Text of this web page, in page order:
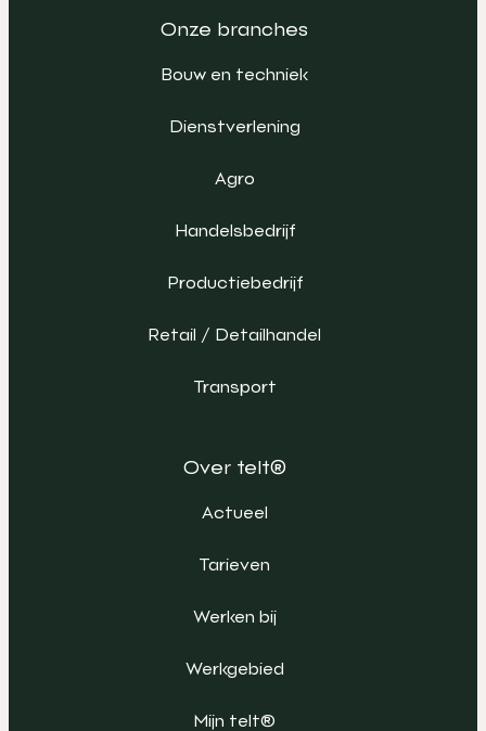
Onze branches
Bouw en techniek
Dienstverlening
Agro
Handelsbedrijf
Productiebedrijf
Retail / Detailhandel
Transport
Over telt®
Actueel
Tarieven
Werken bij
Werkgebied
Mijn telt®